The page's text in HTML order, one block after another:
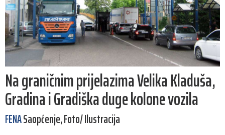
Na graničnim prijelazima Velika Kladuša,
Gradina i Gradiška duge kolone vozila
FENASaopćenje, Foto/ Ilustracija